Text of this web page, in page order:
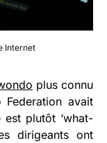
Internet
plus connu
avait
est plutôt ‘what-
dirigeants ont